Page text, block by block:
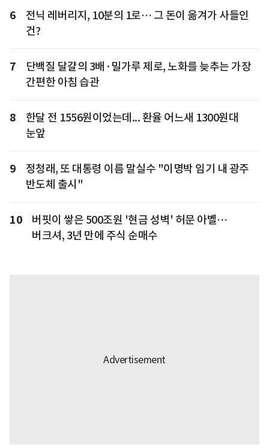
6
전닉 레버리지, 10분의 1로… 그 돈이 옮겨가 사들인
건?
7
단백질 달걀의 3배·밀가루 제로, 노화를 늦추는 가장
간편한 아침 습관
8
한달 전 1556원이었는데... 환율 어느새 1300원대
눈앞
9
정청래, 또 대통령 이름 말실수 "이명박 임기 내 광주
반도체 출시"
10
버핏이 쌓은 500조원 '현금 성벽' 허문 아벨…
버크셔, 3년 만에 주식 순매수